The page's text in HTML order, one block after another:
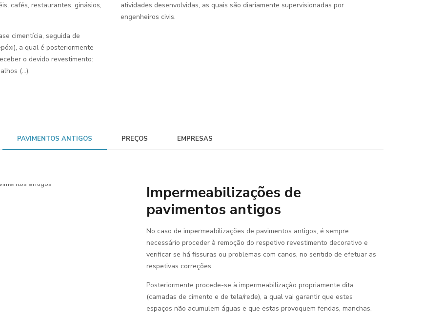
cafés, restaurantes, ginásios,
cimentícia, seguida de
a qual é posteriormente
o devido revestimento:
(...).
atividades desenvolvidas, as quais são diariamente supervisionadas por
engenheiros civis.
PAVIMENTOS ANTIGOS PREÇOS EMPRESAS
Impermeabilizações de
pavimentos antigos
No caso de impermeabilizações de pavimentos antigos, é sempre
necessário proceder à remoção do respetivo revestimento decorativo e
verificar se há fissuras ou problemas com canos, no sentido de efetuar as
respetivas correções.
Posteriormente procede-se à impermeabilização propriamente dita
(camadas de cimento e de tela/rede), a qual vai garantir que estes
espaços não acumulem águas e que estas provoquem fendas, manchas,